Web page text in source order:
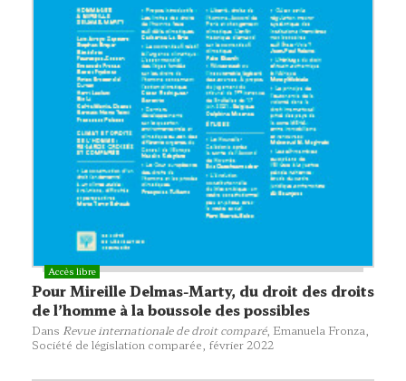
Pour Mireille Delmas-Marty, du droit des droits
de l’homme à la boussole des possibles
Dans Revue internationale de droit comparé, Emanuela Fronza,
Société de législation comparée, février 2022